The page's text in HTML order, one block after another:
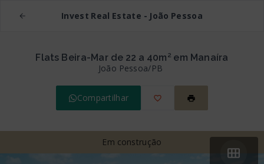
Invest Real Estate - João Pessoa
Flats Beira-Mar de 22 a 40m² em Manaíra
João Pessoa/PB
Compartilhar
Em construção